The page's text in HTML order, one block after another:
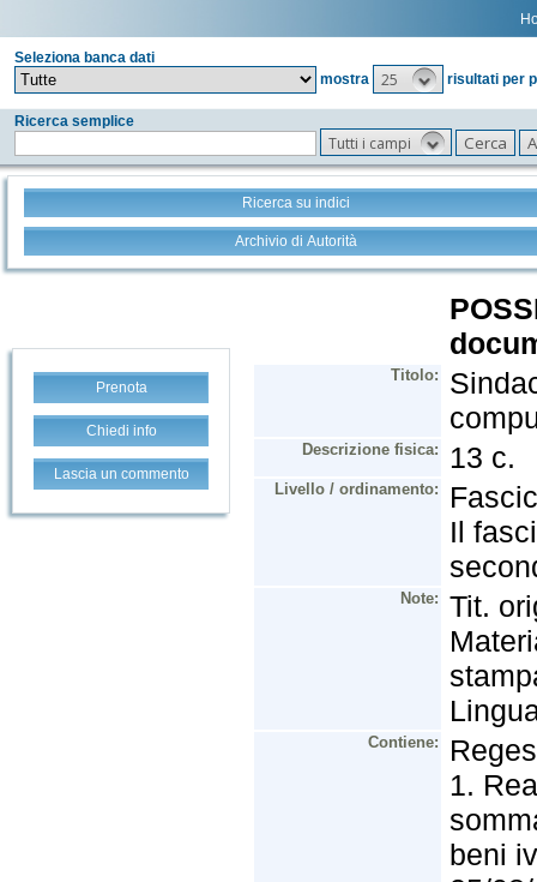
Seleziona banca dati
mostra
25 risultati per
Ricerca semplice
Tutti i campi
Ricerca su indici
Archivio di Autorità
Prenota
Chiedi info
Lascia un commento